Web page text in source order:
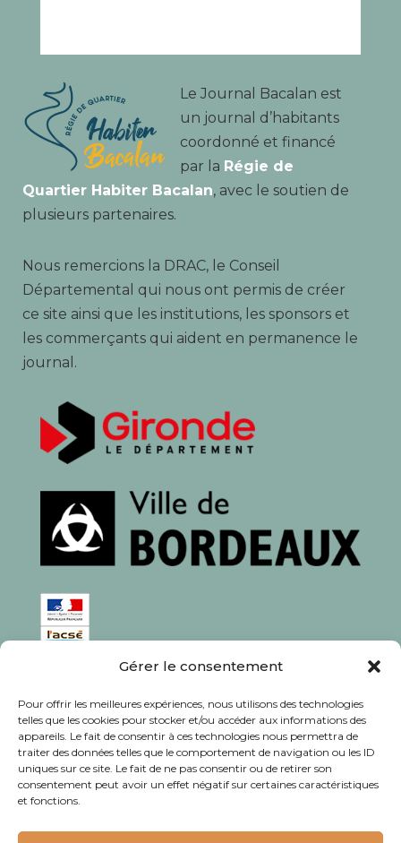
Gérer le consentement
Pour offrir les meilleures expériences, nous utilisons des technologies
telles que les cookies pour stocker et/ou accéder aux informations des
appareils. Le fait de consentir à ces technologies nous permettra de
traiter des données telles que le comportement de navigation ou les ID
uniques sur ce site. Le fait de ne pas consentir ou de retirer son
consentement peut avoir un effet négatif sur certaines caractéristiques
et fonctions.
Le Journal Bacalan est
un journal d’habitants
coordonné et financé
par la Régie de
Quartier Habiter Bacalan, avec le soutien de
plusieurs partenaires.
Nous remercions la DRAC, le Conseil
Départemental qui nous ont permis de créer
ce site ainsi que les institutions, les sponsors et
les commerçants qui aident en permanence le
journal.
Rédaction, photos et corrections : habitants et
associations du quartier